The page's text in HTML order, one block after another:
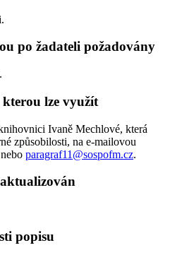
po žadateli požadovány
lze využít
Ivaně Mechlové, která
způsobilosti, na e-mailovou
nebo paragraf11@sospofm.cz.
popisu